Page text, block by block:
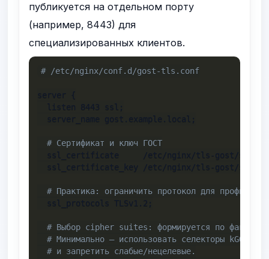
публикуется на отдельном порту
(например, 8443) для
специализированных клиентов.
# /etc/nginx/conf.d/gost-tls.conf
# Сертификат и ключ ГОСТ
# Практика: ограничить протокол для профиля
# Выбор cipher suites: формируется по
# Минимально — использовать селекторы kGOST/
# и запретить слабые/нецелевые.